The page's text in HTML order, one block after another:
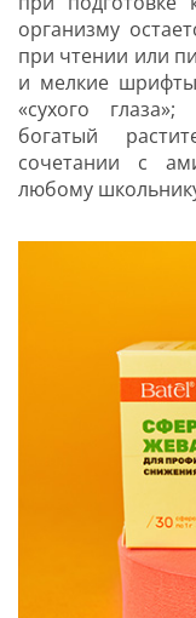
организму
при чтении или
и мелкие
«сухого
богатый
сочетании с
любому